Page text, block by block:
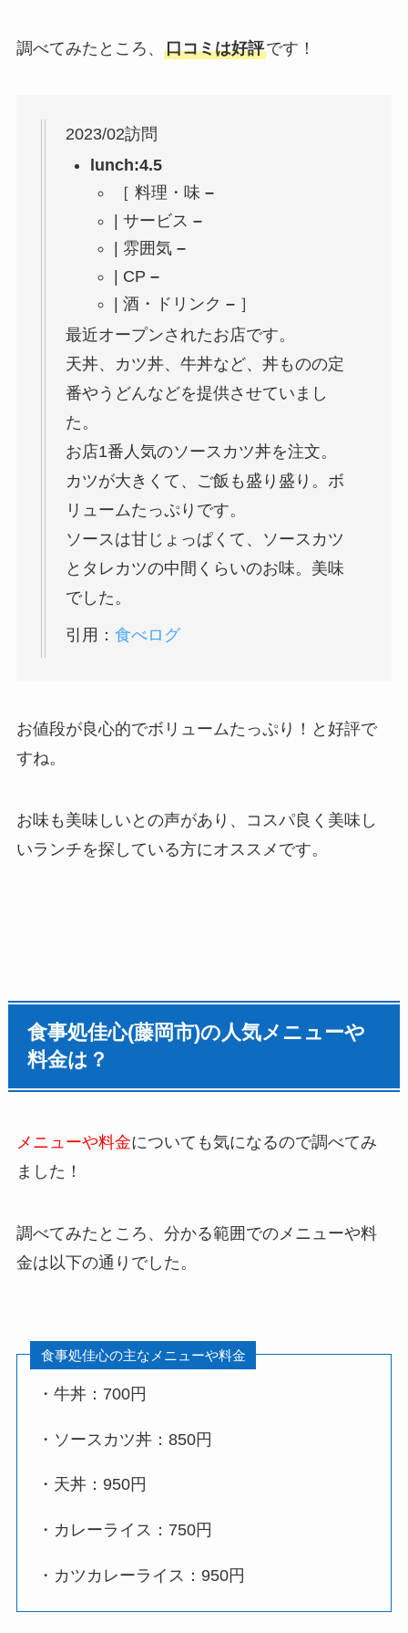
調べてみたところ、 口コミは好評です！
2023/02訪問
lunch:4.5
［ 料理・味 –
| サービス –
雰囲気 –
| CP –
酒・ドリンク – ］
最近オープンされたお店です。
天丼、カツ丼、牛丼など、丼ものの定
番やうどんなどを提供させていまし
た。
お店1番人気のソースカツ丼を注文。
カツが大きくて、ご飯も盛り盛り。ボ
リュームたっぷりです。
ソースは甘じょっぱくて、ソースカツ
とタレカツの中間くらいのお味。美味
でした。
引用： 食べログ
お値段が良心的でボリュームたっぷり！と好評で
すね。
お味も美味しいとの声があり、コスパ良く美味し
いランチを探している方にオススメです。
食事処佳心(藤岡市)の人気メニューや
料金は？
メニューや料金についても気になるので調べてみ
ました！
調べてみたところ、分かる範囲でのメニューや料
金は以下の通りでした。
食事処佳心の主なメニューや料金
・牛丼：700円
・ソースカツ丼：850円
・天丼：950円
・カレーライス：750円
・カツカレーライス：950円